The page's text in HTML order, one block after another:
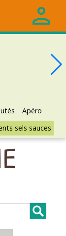
Apéro
sels sauces